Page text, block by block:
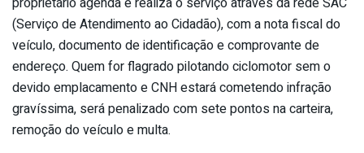
(Serviço de Atendimento ao Cidadão), com a nota fiscal do
veículo, documento de identificação e comprovante de
endereço. Quem for flagrado pilotando ciclomotor sem o
devido emplacamento e CNH estará cometendo infração
gravíssima, será penalizado com sete pontos na carteira,
remoção do veículo e multa.